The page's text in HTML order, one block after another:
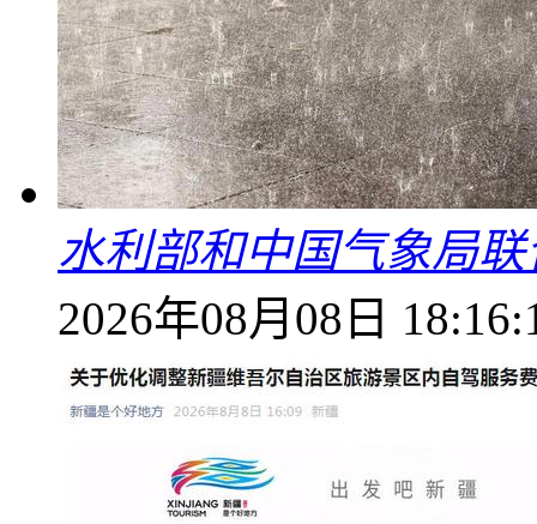
水利部和中国气象局
2026年08月08日